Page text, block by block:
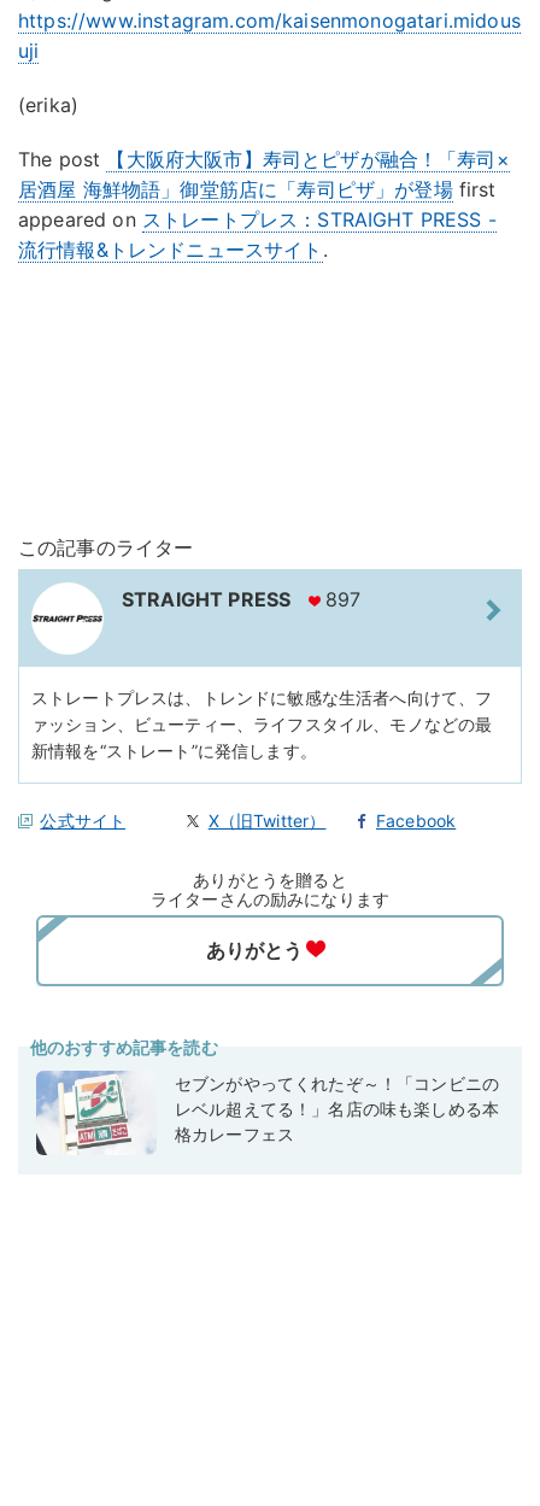
https://www.instagram.com/kaisenmonogatari.midous
uji
(erika)
The post
【大阪府大阪市】寿司とピザが融合！「寿司×
居酒屋 海鮮物語」御堂筋店に「寿司ピザ」が登場first
appeared on ストレートプレス：STRAIGHT PRESS -
流行情報&トレンドニュースサイト .
この記事のライター
STRAIGHT PRESS 897
ストレートプレスは、トレンドに敏感な生活者へ向けて、フ
ァッション、ビューティー、ライフスタイル、モノなどの最
新情報を“ストレート”に発信します。
公式サイト X（旧Twitter） Facebook
ありがとうを贈ると
ライターさんの励みになります
他のおすすめ記事を読む
セブンがやってくれたぞ～！「コンビニの
レベル超えてる！」名店の味も楽しめる本
格カレーフェス